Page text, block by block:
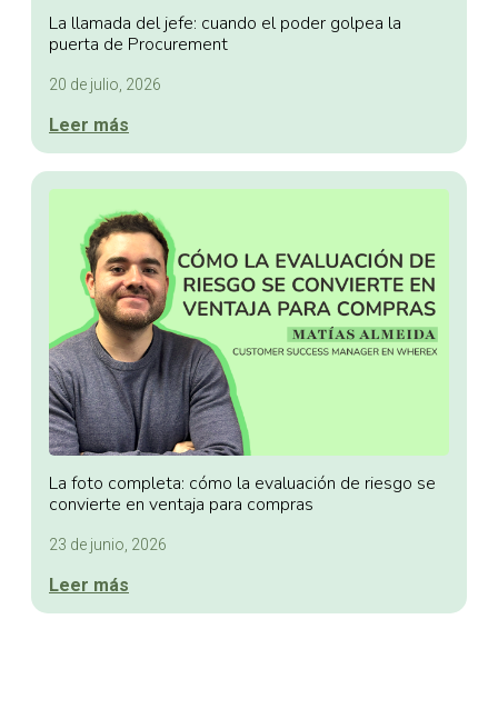
La llamada del jefe: cuando el poder golpea la
puerta de Procurement
20 de julio, 2026
Leer más
La foto completa: cómo la evaluación de riesgo se
convierte en ventaja para compras
23 de junio, 2026
Leer más